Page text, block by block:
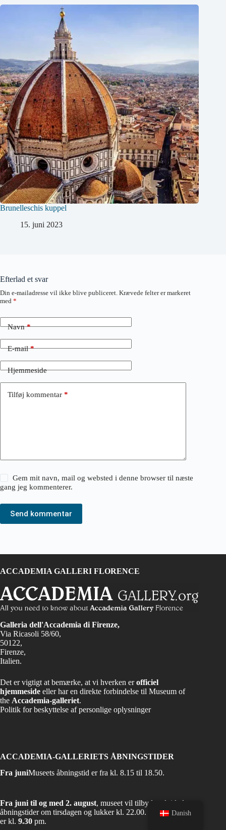
Brunelleschis kuppel
15. juni 2023
Efterlad et svar
Din e-mailadresse vil ikke blive publiceret. Krævede felter er markeret
med *
Navn*
E-mail*
Hjemmeside
Tilføj kommentar *
Gem mit navn, mail og websted i denne browser til næste
gang jeg kommenterer.
Send kommentar
ACCADEMIA GALLERI FLORENCE
Galleria dell'Accademia di Firenze,
Via Ricasoli 58/60,
50122,
Firenze,
Italien.
Det er vigtigt at bemærke, at vi hverken erofficiel
hjemmeside eller har en direkte forbindelse til Museum of
the Accademia-galleriet.
Politik for beskyttelse af personlige oplysninger
ACCADEMIA-GALLERIETS ÅBNINGSTIDER
Fra juniMuseets åbningstid er fra kl. 8.15 til 18.50.
Fra juni til og med 2. august, museet vil tilbyde udvidede
åbningstider om tirsdagen og lukker kl. 22.00. Sidste adgang
er kl. 9.30 pm.
Danish